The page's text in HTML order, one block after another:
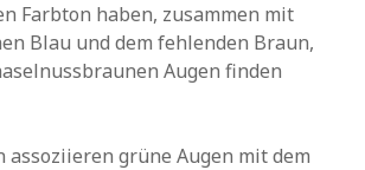
Farbton haben, zusammen mit
Blau und dem fehlenden Braun,
Augen finden
assoziieren grüne Augen mit dem